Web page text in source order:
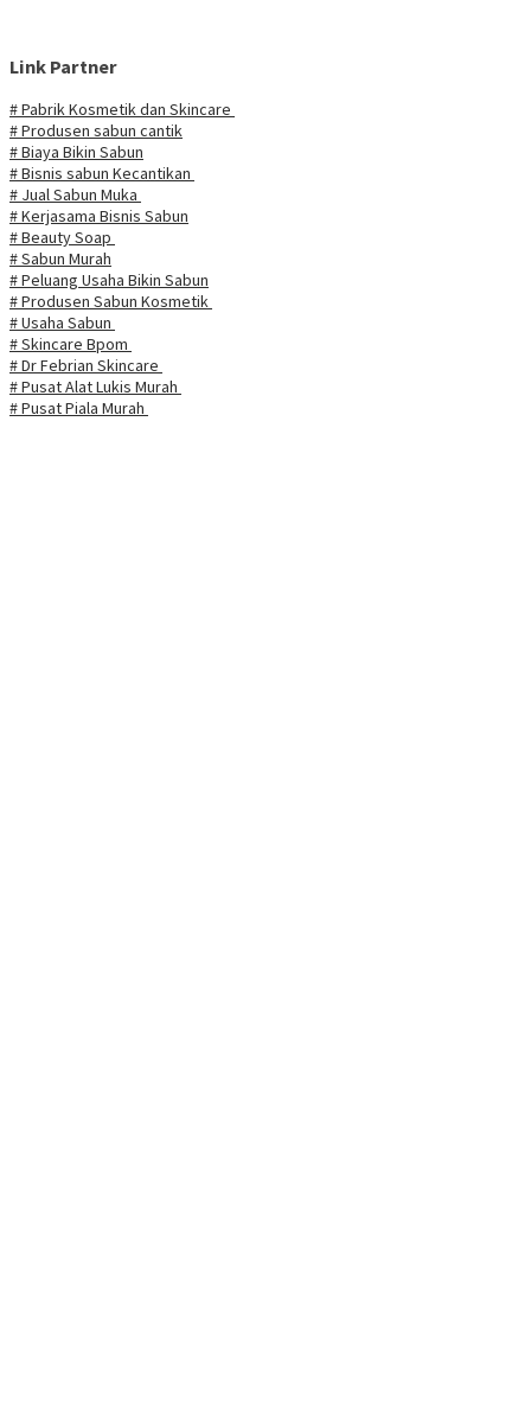
Link Partner
# Pabrik Kosmetik dan Skincare
# Produsen sabun cantik
# Biaya Bikin Sabun
# Bisnis sabun Kecantikan
# Jual Sabun Muka
# Kerjasama Bisnis Sabun
# Beauty Soap
# Sabun Murah
# Peluang Usaha Bikin Sabun
# Produsen Sabun Kosmetik
# Usaha Sabun
# Skincare Bpom
# Dr Febrian Skincare
# Pusat Alat Lukis Murah
# Pusat Piala Murah